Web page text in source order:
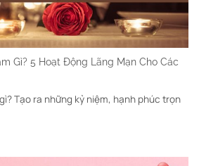
Gì? 5 Hoạt Động Lãng Mạn Cho Các
Tạo ra những kỷ niệm, hạnh phúc trọn